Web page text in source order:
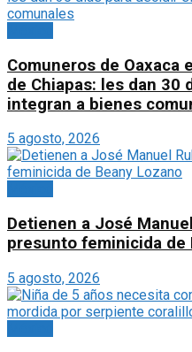
Comuneros de Oaxaca
de Chiapas: les dan 30
integran a bienes
5 agosto, 2026
Detienen a José
presunto feminicida de
5 agosto, 2026